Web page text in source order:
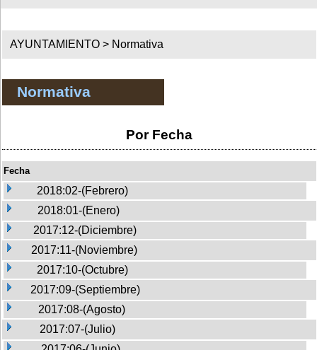
AYUNTAMIENTO > Normativa
Normativa
Por Fecha
Fecha
2018:02-(Febrero)
2018:01-(Enero)
2017:12-(Diciembre)
2017:11-(Noviembre)
2017:10-(Octubre)
2017:09-(Septiembre)
2017:08-(Agosto)
2017:07-(Julio)